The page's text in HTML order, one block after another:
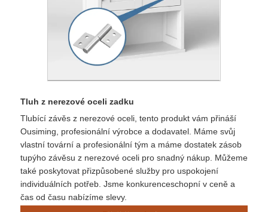
Tluh z nerezové oceli zadku
Tlubící závěs z nerezové oceli, tento produkt vám přináší
Ousiming, profesionální výrobce a dodavatel. Máme svůj
vlastní tovární a profesionální tým a máme dostatek zásob
tupýho závěsu z nerezové oceli pro snadný nákup. Můžeme
také poskytovat přizpůsobené služby pro uspokojení
individuálních potřeb. Jsme konkurenceschopní v ceně a
čas od času nabízíme slevy.